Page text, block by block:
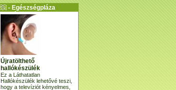
- Egészségpláza
ajánlatunk -
Újratölthető
hallókészülék
Ez a Láthatatlan
Hallókészülék lehetővé teszi,
hogy a televíziót kényelmes,